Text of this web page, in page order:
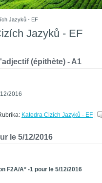
Jazyků - EF
Jazyků - EF
(épithète) - A1
2016
Katedra Cizích Jazyků - EF
le 5/12/2016
F2A/A* -1 pour le 5/12/2016